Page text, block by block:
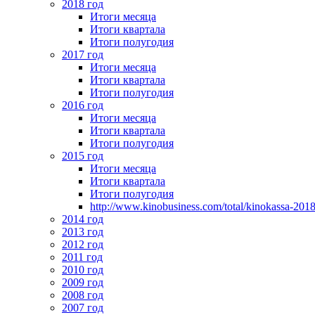
2018 год
Итоги месяца
Итоги квартала
Итоги полугодия
2017 год
Итоги месяца
Итоги квартала
Итоги полугодия
2016 год
Итоги месяца
Итоги квартала
Итоги полугодия
2015 год
Итоги месяца
Итоги квартала
Итоги полугодия
http://www.kinobusiness.com/total/kinokassa-
2014 год
2013 год
2012 год
2011 год
2010 год
2009 год
2008 год
2007 год